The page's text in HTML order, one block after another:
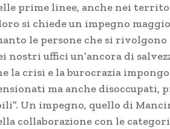
prime linee, anche nei
si chiede un impegno
le persone che si
nostri uffici un’ancora di
la crisi e la burocrazia
ma anche disoccupati,
Un impegno, quello di
collaborazione con le